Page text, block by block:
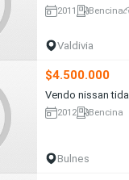
2011 Bencina
Valdivia
$4.500.000
Vendo nissan tida
2012 Bencina
Bulnes